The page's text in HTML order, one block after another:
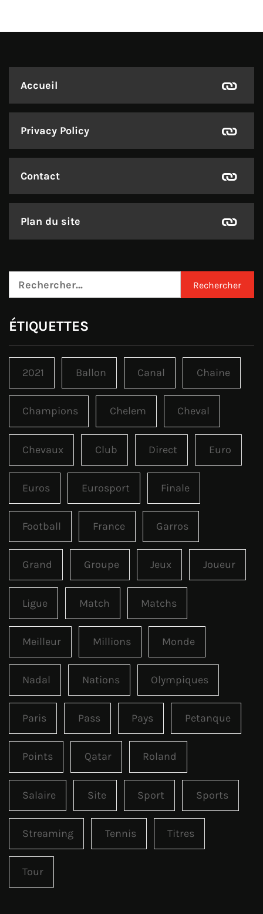
Accueil
Privacy Policy
Contact
Plan du site
Rechercher :
ÉTIQUETTES
2021 Ballon Canal Chaine
Champions Chelem Cheval
Chevaux Club Direct Euro
Euros Eurosport Finale
Football France Garros
Grand Groupe Jeux Joueur
Ligue Match Matchs
Meilleur Millions Monde
Nadal Nations Olympiques
Paris Pass Pays Petanque
Points Qatar Roland
Salaire Site Sport Sports
Streaming Tennis Titres
Tour